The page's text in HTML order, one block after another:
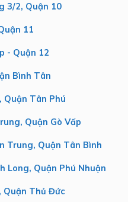
3/2, Quận 10
11
- Quận 12
Bình Tân
Quận Tân Phú
Quận Gò Vấp
Trung, Quận Tân Bình
Long, Quận Phú Nhuận
Quận Thủ Đức